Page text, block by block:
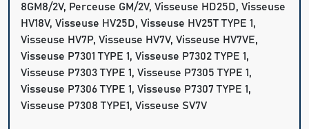
8GM8/2V, Perceuse GM/2V, Visseuse HD25D, Visseuse
HV18V, Visseuse HV25D, Visseuse HV25T TYPE 1,
Visseuse HV7P, Visseuse HV7V, Visseuse HV7VE,
Visseuse P7301 TYPE 1, Visseuse P7302 TYPE 1,
Visseuse P7303 TYPE 1, Visseuse P7305 TYPE 1,
Visseuse P7306 TYPE 1, Visseuse P7307 TYPE 1,
Visseuse P7308 TYPE1, Visseuse SV7V